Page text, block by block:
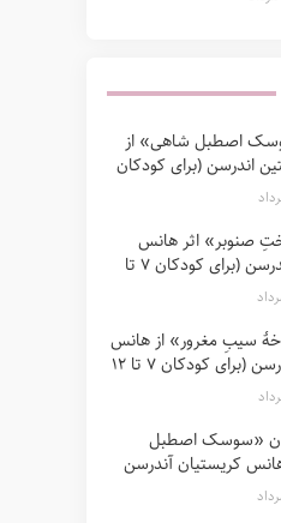
اصطبل شاهی» از
اندرسن (برای کودکان
صنوبر» اثر هانس
کریستیان آندرسن (برای کودکان 7 تا
سیبِ مغرور» از هانس
کریستین اندرسن (برای کودکان 7 تا 12
«سوسک اصطبل
کریستیان آندرسن